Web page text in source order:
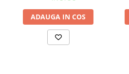
ADAUGA IN COS